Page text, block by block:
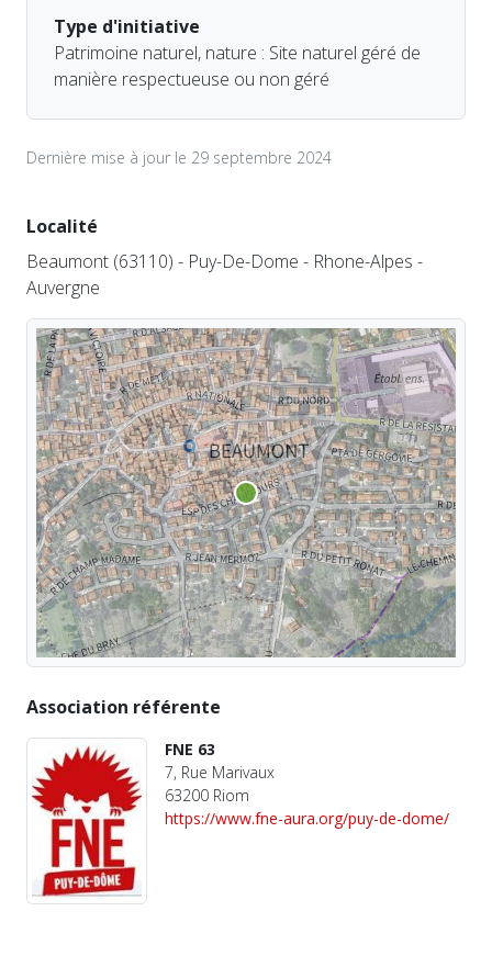
Type d'initiative
Patrimoine naturel, nature : Site naturel géré de
manière respectueuse ou non géré
Dernière mise à jour le 29 septembre 2024
Localité
Beaumont (63110) - Puy-De-Dome - Rhone-Alpes -
Auvergne
Association référente
FNE 63
7, Rue Marivaux
63200 Riom
https://www.fne-aura.org/puy-de-dome/